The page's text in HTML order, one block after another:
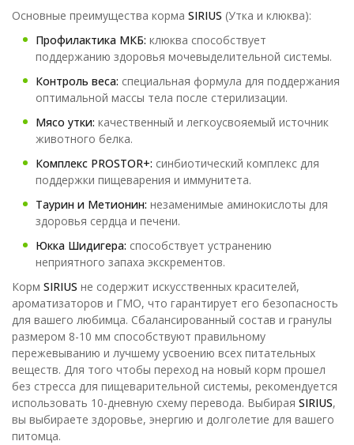
Основные преимущества корма SIRIUS (Утка и клюква):
Профилактика МКБ: клюква способствует
поддержанию здоровья мочевыделительной системы.
Контроль веса: специальная формула для поддержания
оптимальной массы тела после стерилизации.
Мясо утки: качественный и легкоусвояемый источник
животного белка.
Комплекс PROSTOR+: синбиотический комплекс для
поддержки пищеварения и иммунитета.
Таурин и Метионин: незаменимые аминокислоты для
здоровья сердца и печени.
Юкка Шидигера: способствует устранению
неприятного запаха экскрементов.
Корм SIRIUS не содержит искусственных красителей,
ароматизаторов и ГМО, что гарантирует его безопасность
для вашего любимца. Сбалансированный состав и гранулы
размером 8-10 мм способствуют правильному
пережевыванию и лучшему усвоению всех питательных
веществ. Для того чтобы переход на новый корм прошел
без стресса для пищеварительной системы, рекомендуется
использовать 10-дневную схему перевода. Выбирая SIRIUS,
вы выбираете здоровье, энергию и долголетие для вашего
питомца.